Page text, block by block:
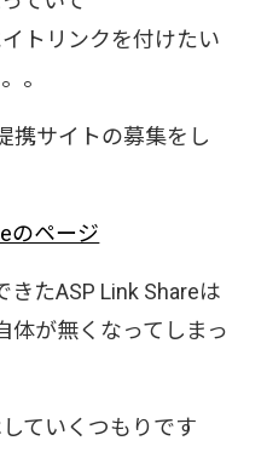
トリンクを付けたい
。
携サイトの募集をし
のページ
たASP Link Shareは
体が無くなってしまっ
ていくつもりです